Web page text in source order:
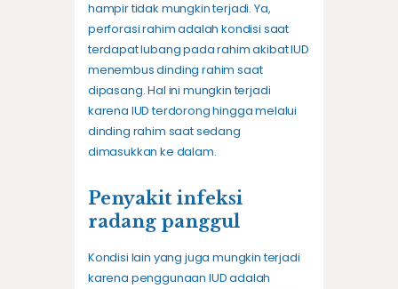
hampir tidak mungkin terjadi. Ya,
perforasi rahim adalah kondisi saat
terdapat lubang pada rahim akibat IUD
menembus dinding rahim saat
dipasang. Hal ini mungkin terjadi
karena IUD terdorong hingga melalui
dinding rahim saat sedang
dimasukkan ke dalam.
Penyakit infeksi
radang panggul
Kondisi lain yang juga mungkin terjadi
karena penggunaan IUD adalah